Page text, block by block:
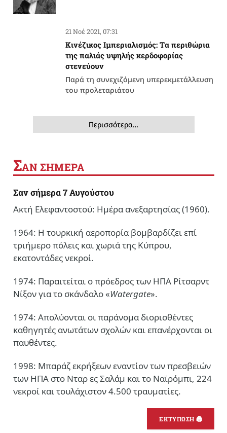
21 Νοέ 2021, 07:31
Κινέζικος Ιμπεριαλισμός: Tα περιθώρια
της παλιάς υψηλής κερδοφορίας
στενεύουν
Παρά τη συνεχιζόμενη υπερεκμετάλλευση
του προλεταριάτου
Περισσότερα…
ΣΑΝ ΣΗΜΕΡΑ
Σαν σήμερα 7 Αυγούστου
Ακτή Ελεφαντοστού: Ημέρα ανεξαρτησίας (1960).
1964: Η τουρκική αεροπορία βομβαρδίζει επί
τριήμερο πόλεις και χωριά της Κύπρου,
εκατοντάδες νεκροί.
1974: Παραιτείται ο πρόεδρος των ΗΠΑ Ρίτσαρντ
Νίξον για το σκάνδαλο «Watergate».
1974: Απολύονται οι παράνομα διορισθέντες
καθηγητές ανωτάτων σχολών και επανέρχονται οι
παυθέντες.
1998: Μπαράζ εκρήξεων εναντίον των πρεσβειών
των ΗΠΑ στο Νταρ ες Σαλάμ και το Ναϊρόμπι, 224
νεκροί και τουλάχιστον 4.500 τραυματίες.
ΕΚΤΥΠΩΣΗ 🖨